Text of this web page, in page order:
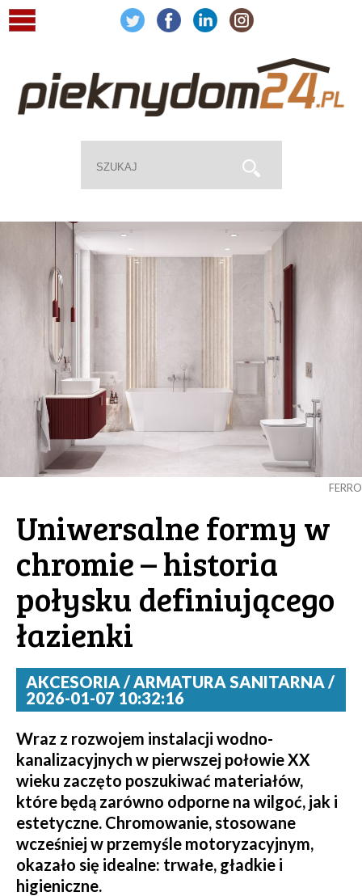
FERRO
Uniwersalne formy w
chromie – historia
połysku definiującego
łazienki
AKCESORIA / ARMATURA SANITARNA /
2026-01-07 10:32:16
Wraz z rozwojem instalacji wodno-
kanalizacyjnych w pierwszej połowie XX
wieku zaczęto poszukiwać materiałów,
które będą zarówno odporne na wilgoć, jak i
estetyczne. Chromowanie, stosowane
wcześniej w przemyśle motoryzacyjnym,
okazało się idealne: trwałe, gładkie i
higieniczne.